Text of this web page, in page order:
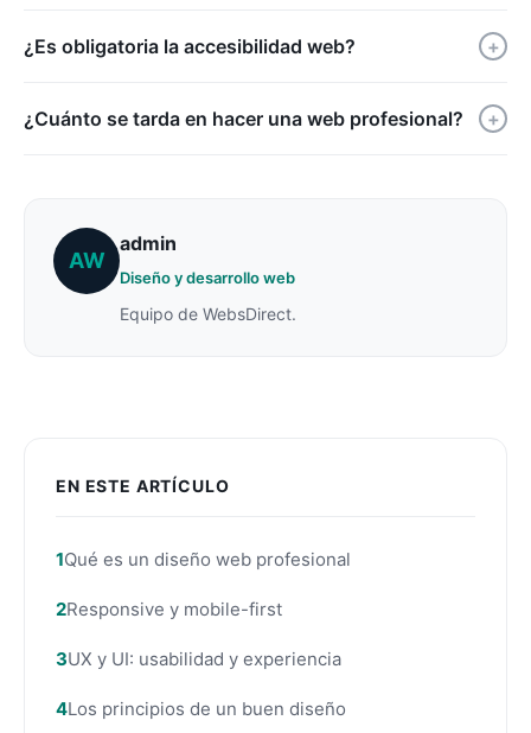
EN ESTE ARTÍCULO
Qué es un diseño web profesional
Responsive y mobile-first
UX y UI: usabilidad y experiencia
Los principios de un buen diseño
¿Es obligatoria la accesibilidad web? +
¿Cuánto se tarda en hacer una web profesional? +
AW
admin
Diseño y desarrollo web
Equipo de WebsDirect.